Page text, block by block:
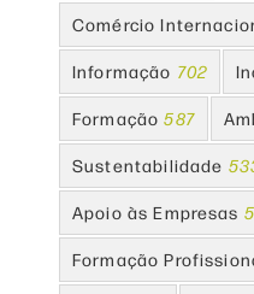
Comércio
Informação 702
Formação 587
Sustentabilidade
Apoio às Empresas
Formação